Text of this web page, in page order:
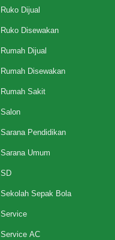
Ruko Dijual
Ruko Disewakan
Rumah Dijual
Rumah Disewakan
Rumah Sakit
Salon
Sarana Pendidikan
Sarana Umum
SD
Sekolah Sepak Bola
Service
Service AC